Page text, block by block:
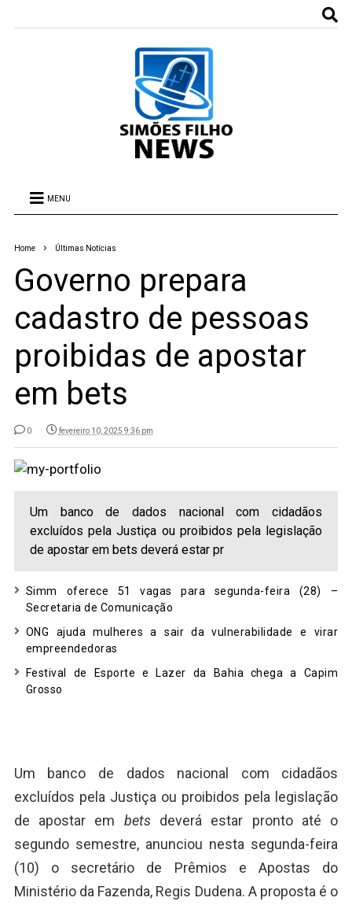
MENU
Home Últimas Notícias
Governo prepara
cadastro de pessoas
proibidas de apostar
em bets
0 fevereiro 10, 2025 9:36 pm
Um banco de dados nacional com cidadãos
excluídos pela Justiça ou proibidos pela legislação
de apostar em bets deverá estar pr
Simm oferece 51 vagas para segunda-feira (28) –
Secretaria de Comunicação
ONG ajuda mulheres a sair da vulnerabilidade e virar
empreendedoras
Festival de Esporte e Lazer da Bahia chega a Capim
Grosso
Um banco de dados nacional com cidadãos
excluídos pela Justiça ou proibidos pela legislação
de apostar em bets deverá estar pronto até o
segundo semestre, anunciou nesta segunda-feira
(10) o secretário de Prêmios e Apostas do
Ministério da Fazenda, Regis Dudena. A proposta é o